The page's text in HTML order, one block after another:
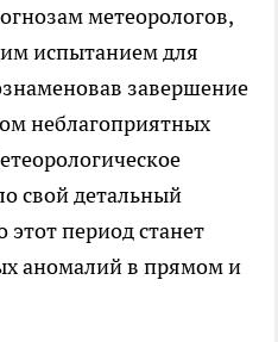
метеорологов,
испытанием для
завершение
неблагоприятных
свой детальный
этот период станет
аномалий в прямом и